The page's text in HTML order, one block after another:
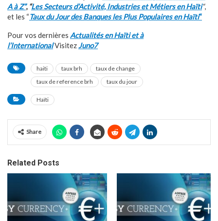
A à Z”, “Les Secteurs d’Activité, Industries et Métiers en Haïti“,
et les “Taux du Jour des Banques les Plus Populaires en Haïti“
Pour vos dernières Actualités en Haïti et à
l’InternationalVisitezJuno7
haiti taux brh
taux de change
taux de reference brh
taux du jour
Haïti
Share
Related Posts